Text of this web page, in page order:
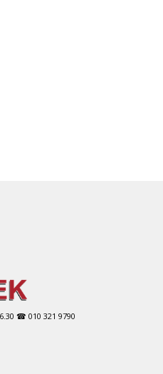
☎ 010 321 9790